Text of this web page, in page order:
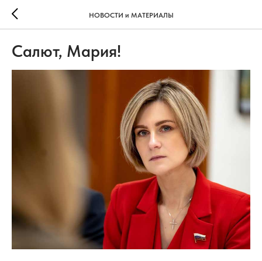
НОВОСТИ и МАТЕРИАЛЫ
Салют, Мария!